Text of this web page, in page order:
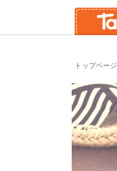
トップページ